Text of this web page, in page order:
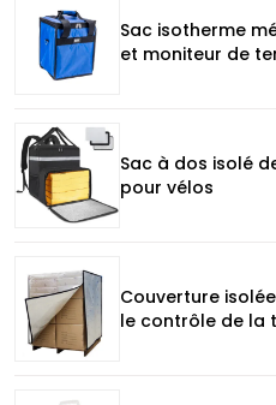
Sac isotherme
et moniteur de
Sac à dos isolé
pour vélos
Couverture
le contrôle de la